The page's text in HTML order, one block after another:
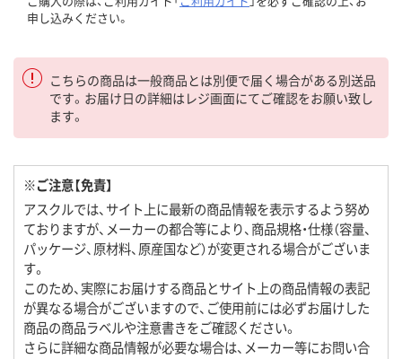
申し込みください。
こちらの商品は一般商品とは別便で届く場合がある別送品
です。お届け日の詳細はレジ画面にてご確認をお願い致し
ます。
※ご注意【免責】
アスクルでは、サイト上に最新の商品情報を表示するよう努め
ておりますが、メーカーの都合等により、商品規格・仕様（容量、
パッケージ、原材料、原産国など）が変更される場合がございま
す。
このため、実際にお届けする商品とサイト上の商品情報の表記
が異なる場合がございますので、ご使用前には必ずお届けした
商品の商品ラベルや注意書きをご確認ください。
さらに詳細な商品情報が必要な場合は、メーカー等にお問い合